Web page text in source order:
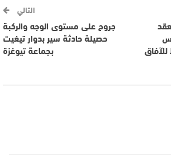
التالي
جروح على مستوى الوجه والركبة
حصيلة حادثة سير بدوار تيغيت
بجماعة تيوغزة